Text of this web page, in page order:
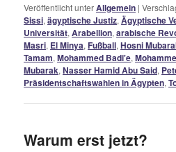
Veröffentlicht unterAllgemein |
Sissi,ägyptische Justiz,Ägyptische
Universität,Arabellion,arabische
Masri, El Minya,Fußball,Hosni
Tamam,Mohammed Badi'e,
Mubarak,Nasser Hamid Abu Said,
Präsidentschaftswahlen in Ägypten,
Warum erst jetzt?